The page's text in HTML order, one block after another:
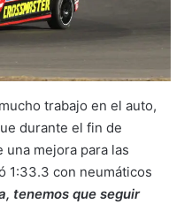
trabajo en el auto,
durante el fin de
una mejora para las
1:33.3 con neumáticos
tenemos que seguir